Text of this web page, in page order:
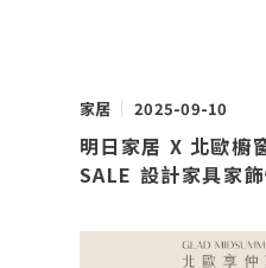
家居 2025-09-10
明日家居 X 北歐櫥
SALE 設計家具